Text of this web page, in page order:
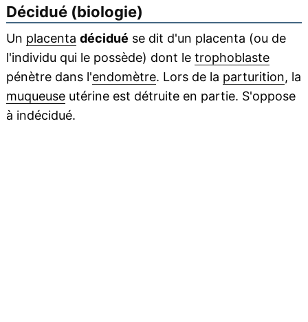
Décidué (biologie)
Un placenta décidué se dit d'un placenta (ou de
l'individu qui le possède) dont le trophoblaste
pénètre dans l'endomètre. Lors de la parturition, la
muqueuseutérine est détruite en partie. S'oppose
à indécidué.